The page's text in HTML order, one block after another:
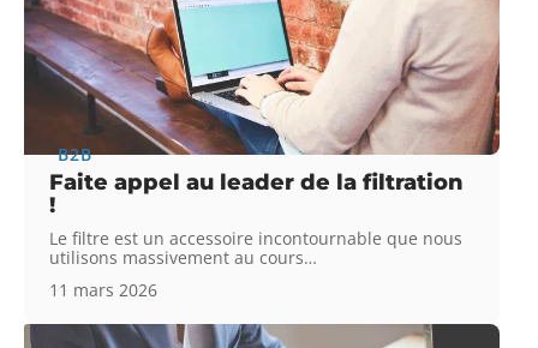
B2B
Faite appel au leader de la filtration
!
Le filtre est un accessoire incontournable que nous
utilisons massivement au cours…
11 mars 2026